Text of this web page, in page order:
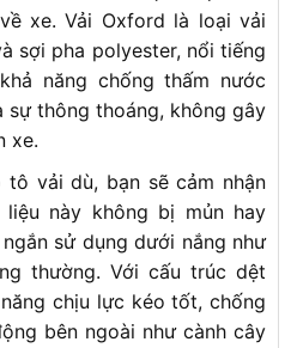
xe. Vải Oxford là loại vải
sợi pha polyester, nổi tiếng
năng chống thấm nước
thông thoáng, không gây
xe.
vải dù, bạn sẽ cảm nhận
này không bị mủn hay
sử dụng dưới nắng như
thường. Với cấu trúc dệt
chịu lực kéo tốt, chống
bên ngoài như cành cây